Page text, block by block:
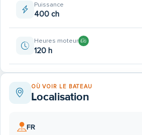
Puissance
400 ch
Heures moteur
120 h
OÙ VOIR LE BATEAU
Localisation
FR